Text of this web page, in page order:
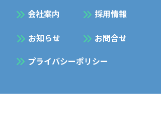
会社案内 採用情報
お知らせ お問合せ
プライバシーポリシー